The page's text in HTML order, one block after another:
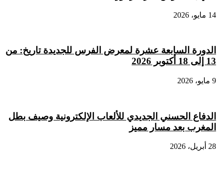
14 مايو، 2026
الدورة السابعة عشرة لمعرض الفرس للجديدة تاريخ: من
13 إلى 18 أكتوبر 2026
9 مايو، 2026
الدفاع الحسني الجديدي للألعاب الإلكترونية وصيف بطل
المغرب بعد مسار مميز
28 أبريل، 2026